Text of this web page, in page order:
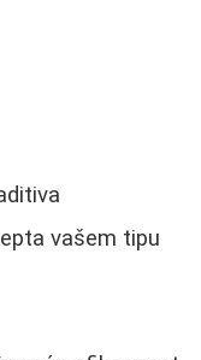
vašem tipu